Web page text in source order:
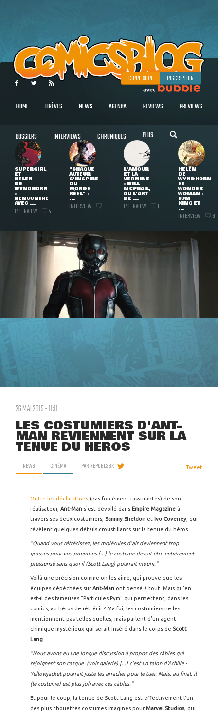
CONNEXION INSCRIPTION
HOME BRÈVES NEWS AGENDA REVIEWS PREVIEWS
DOSSIERS INTERVIEWS CHRONIQUES PLUS
SUPERGIRL
ET
HELEN
DE
WYNDHORN
:
RENCONTRE
AVEC ...
INTERVIEW 4
"CHAQUE
AUTEUR
S'INSPIRE
DU
MONDE
RÉEL" :
...
INTERVIEW 1
L'AMOUR
ET LA
VERMINE
: WILL
MCPHAIL,
OU L'ART
DE ...
INTERVIEW 1
HELEN
DE
WYNDHORN
ET
WONDER
WOMAN :
TOM
KING ET
...
INTERVIEW 3
26 MAI 2015 - 11:11
LES COSTUMIERS D'ANT-
MAN REVIENNENT SUR LA
TENUE DU HÉROS
NEWS CINÉMA PARREPUBL33K Tweet
Outre les déclarations (pas forcément rassurantes) de son
réalisateur, Ant-Man s'est dévoilé dans Empire Magazine à
travers ses deux costumiers, Sammy Sheldon et Ivo Coveney , qui
révèlent quelques détails croustillants sur la tenue du héros :
"Quand vous rétrécissez, les molécules d'air deviennent trop
grosses pour vos poumons [...] le costume devait être entièrement
pressurisé sans quoi il (Scott Lang) pourrait mourir."
Voilà une précision comme on les aime, qui prouve que les
équipes dépêchées surAnt-Man ont pensé à tout. Mais qu'en
est-il des fameuses "Particules Pym" qui permettent, dans les
comics, au héros de rétrécir ? Ma foi, les costumiers ne les
mentionnent pas telles quelles, mais parlent d'un agent
chimique mystérieux qui serait inséré dans le corps de Scott
Lang :
"Nous avons eu une longue discussion à propos des câbles qui
rejoignent son casque (voir galerie) [...] c'est un talon d'Achille -
Yellowjacket pourrait juste les arracher pour le tuer. Mais, au final, il
(le costume) est plus joli avec ces câbles."
Et pour le coup, la tenue de Scott Lang est effectivement l'un
des plus chouettes costumes imaginés pourMarvel Studios, qui